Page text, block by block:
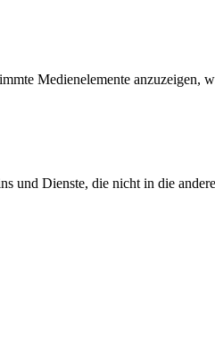
Medienelemente anzuzeigen,
und Dienste, die nicht in die